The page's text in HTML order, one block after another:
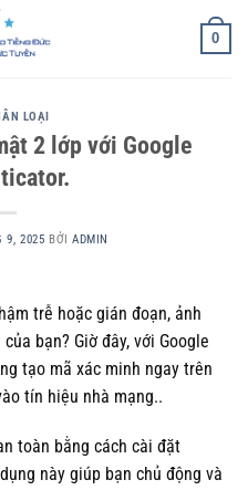
0
LOẠI
2 lớp với Google
9, 2025 BỞIADMIN
trễ hoặc gián đoạn, ảnh
bạn? Giờ đây, với Google
tạo mã xác minh ngay trên
tín hiệu nhà mạng..
toàn bằng cách cài đặt
này giúp bạn chủ động và